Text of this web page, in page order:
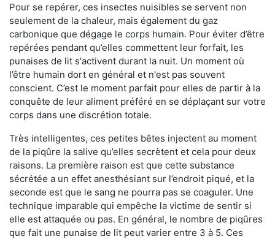
Pour se repérer, ces insectes nuisibles se servent non
seulement de la chaleur, mais également du gaz
carbonique que dégage le corps humain. Pour éviter d’être
repérées pendant qu’elles commettent leur forfait, les
punaises de lit s'activent durant la nuit. Un moment où
l’être humain dort en général et n'est pas souvent
conscient. C’est le moment parfait pour elles de partir à la
conquête de leur aliment préféré en se déplaçant sur votre
corps dans une discrétion totale.
Très intelligentes, ces petites bêtes injectent au moment
de la piqûre la salive qu’elles secrètent et cela pour deux
raisons. La première raison est que cette substance
sécrétée a un effet anesthésiant sur l’endroit piqué, et la
seconde est que le sang ne pourra pas se coaguler. Une
technique imparable qui empêche la victime de sentir si
elle est attaquée ou pas. En général, le nombre de piqûres
que fait une punaise de lit peut varier entre 3 à 5. Ces